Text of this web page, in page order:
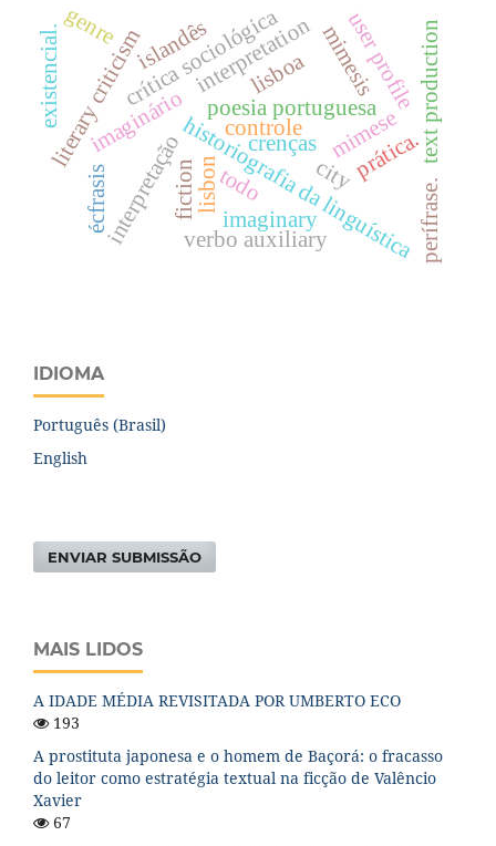
historiografia da linguística
interpretação lisbon city
imaginary
poesia portuguesa
lisboa
imaginário
interpretationmimesis
fiction
literary criticism mimese
écfrasis
crítica sociológica
prática.
crenças
user profiletext production
genre
perífrase.
todo
existencial. islandês
controle
verbo auxiliary
IDIOMA
Português (Brasil)
English
ENVIAR SUBMISSÃO
MAIS LIDOS
A IDADE MÉDIA REVISITADA POR UMBERTO ECO
193
A prostituta japonesa e o homem de Baçorá: o fracasso
do leitor como estratégia textual na ficção de Valêncio
Xavier
67